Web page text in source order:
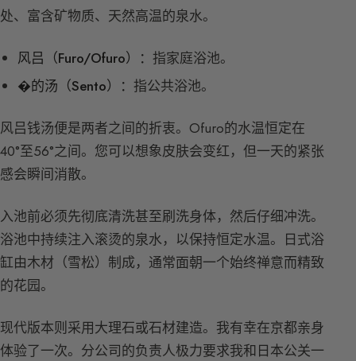
处、富含矿物质、天然高温的泉水。
风吕（Furo/Ofuro）：指家庭浴池。
�的汤（Sento）：指公共浴池。
风吕钱汤便是两者之间的折衷。Ofuro的水温恒定在
40°至56°之间。您可以想象皮肤会变红，但一天的紧张
感会瞬间消散。
入池前必须先彻底清洗甚至刷洗身体，然后仔细冲洗。
浴池中持续注入滚烫的泉水，以保持恒定水温。日式浴
缸由木材（雪松）制成，通常面朝一个始终禅意而精致
的花园。
现代版本则采用大理石或石材建造。我有幸在京都亲身
体验了一次。分公司的负责人极力要求我和日本公关一